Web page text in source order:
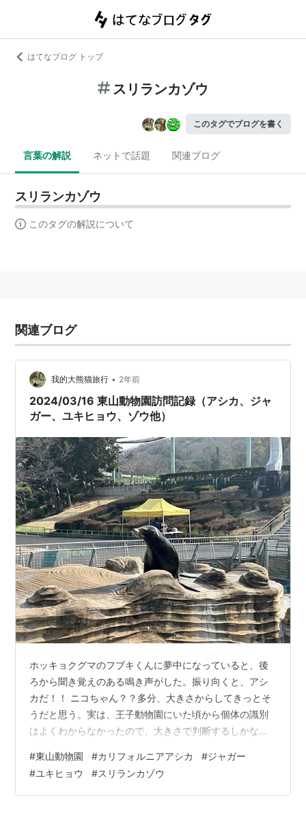
はてなブログ トップ
スリランカゾウ
このタグでブログを書く
言葉の解説 ネットで話題 関連ブログ
スリランカゾウ
このタグの解説について
関連ブログ
我的大熊猫旅行 • 2年前
2024/03/16 東山動物園訪問記録（アシカ、ジャ
ガー、ユキヒョウ、ゾウ他）
ホッキョクグマのフブキくんに夢中になっていると、後
ろから聞き覚えのある鳴き声がした。振り向くと、アシ
カだ！！ ニコちゃん？？多分、大きさからしてきっとそ
うだと思う。実は、王子動物園にいた頃から個体の識別
はよくわからなかったので、大きさで判断するしかなか
コ！」と注意されていたのは覚えている。 ニコちゃん
は、産まれた時は生死を彷徨っていた時期があったりし
たそうだけど、今は他の園に移動できるくらい元気にな
#東山動物園 #カリフォルニアアシカ #ジャガー
#ユキヒョウ #スリランカゾウ